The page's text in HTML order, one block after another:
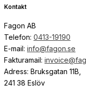
Kontakt
Fagon AB
Telefon: 0413-19190
E-mail: info@fagon.se
Fakturamail:
Adress: Bruksgatan 11B,
241 38 Eslöv